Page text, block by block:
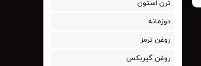
ترن استون
دوزمانه
روغن ترمز
روغن گیربکس